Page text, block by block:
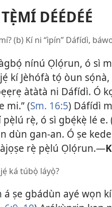
DÉÉDÉÉ
(b) Kí ni “ìpín” Dáfídì,
nínú Ọlọ́run, ó sì
kí Jèhófà tọ́ òun
àtàtà ni Dáfídì. Ó
mi.” (Sm. 16:5) Dáfídì
rẹ̀, ó sì gbẹ́kẹ̀ lé e.
dùn gan-an. Ó ṣe
rẹ̀ pẹ̀lú Ọlọ́run.​—
ká túbọ̀ láyọ̀?
ṣe gbádùn ayé wọn